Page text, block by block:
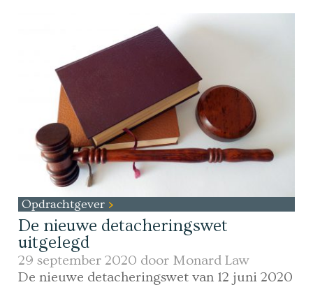
Opdrachtgever
De nieuwe detacheringswet
uitgelegd
29 september 2020 door Monard Law
De nieuwe detacheringswet van 12 juni 2020